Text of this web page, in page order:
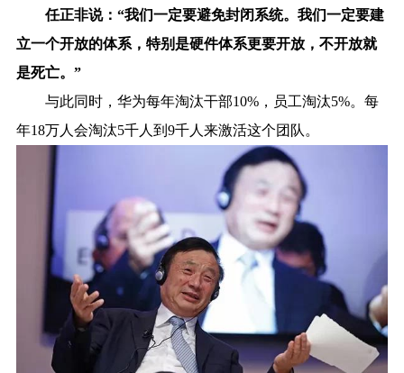
任正非说：“我们一定要避免封闭系统。我们一定要建
立一个开放的体系，特别是硬件体系更要开放，不开放就
是死亡。”
与此同时，华为每年淘汰干部10%，员工淘汰5%。每
年18万人会淘汰5千人到9千人来激活这个团队。